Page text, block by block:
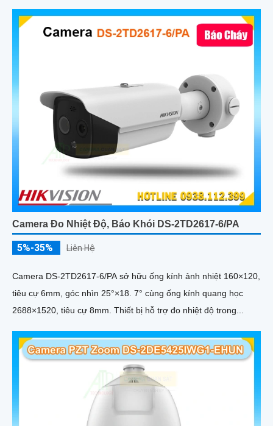
Camera Đo Nhiệt Độ, Báo Khói DS-2TD2617-6/PA
5%-35% Liên Hệ
Camera DS-2TD2617-6/PA sở hữu ống kính ảnh nhiệt 160×120,
tiêu cự 6mm, góc nhìn 25°×18. 7° cùng ống kính quang học
2688×1520, tiêu cự 8mm. Thiết bị hỗ trợ đo nhiệt độ trong...